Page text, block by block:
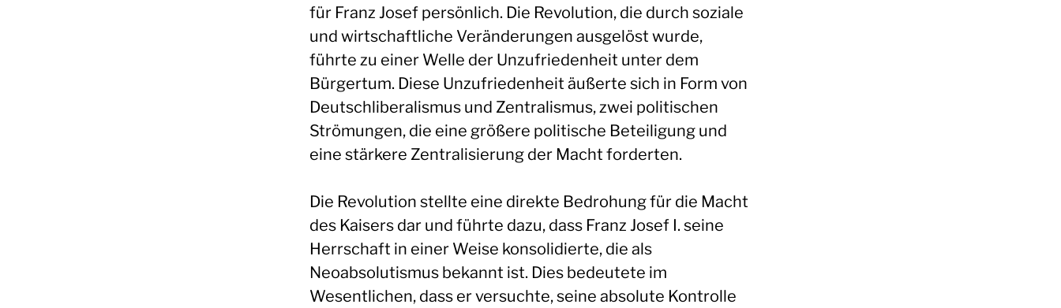
für Franz Josef persönlich. Die Revolution, die durch soziale
und wirtschaftliche Veränderungen ausgelöst wurde,
führte zu einer Welle der Unzufriedenheit unter dem
Bürgertum. Diese Unzufriedenheit äußerte sich in Form von
Deutschliberalismus und Zentralismus, zwei politischen
Strömungen, die eine größere politische Beteiligung und
eine stärkere Zentralisierung der Macht forderten.
Die Revolution stellte eine direkte Bedrohung für die Macht
des Kaisers dar und führte dazu, dass Franz Josef I. seine
Herrschaft in einer Weise konsolidierte, die als
Neoabsolutismus bekannt ist. Dies bedeutete im
Wesentlichen, dass er versuchte, seine absolute Kontrolle